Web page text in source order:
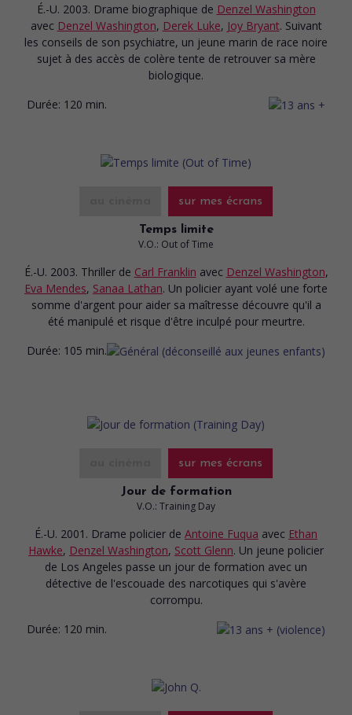
É.-U. 2003. Drame biographique de Denzel Washington
avec Denzel Washington, Derek Luke, Joy Bryant. Suivant
les conseils de son psychiatre, un jeune marin de race noire
sujet à des accès de colère tente de retrouver sa mère
biologique.
Durée: 120 min.
sur mes écrans
Temps limite
V.O.: Out of Time
É.-U. 2003. Thriller de Carl Franklin avec Denzel Washington,
Eva Mendes, Sanaa Lathan. Un policier ayant volé une forte
somme d'argent pour aider sa maîtresse découvre qu'il a
été manipulé et risque d'être inculpé pour meurtre.
Durée: 105 min.
sur mes écrans
Jour de formation
V.O.: Training Day
É.-U. 2001. Drame policier de Antoine Fuqua avec Ethan
Hawke, Denzel Washington, Scott Glenn. Un jeune policier
de Los Angeles passe un jour de formation avec un
détective de l'escouade des narcotiques qui s'avère
corrompu.
Durée: 120 min.